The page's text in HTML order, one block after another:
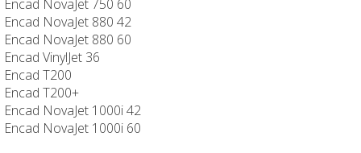
Encad NovaJet 750 60
Encad NovaJet 880 42
Encad NovaJet 880 60
Encad VinylJet 36
Encad T200
Encad T200+
Encad NovaJet 1000i 42
Encad NovaJet 1000i 60